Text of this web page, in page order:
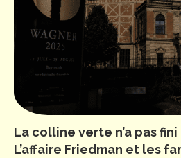
La colline verte n’a pas
L’affaire Friedman et les